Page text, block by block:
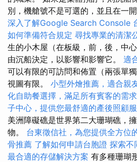
別，機艙號不是可選的，並且在一
深入了解Google Search Console
如何準備符合規定 尋找專業的清潔
生的小木屋（在板級，前，後，中
由沉船決定，以影響和影響它。 適
可以有限的可訪問和佈置（兩張單
視圖有限。 小型外燴推薦，適合親
化自助餐選擇，滿足所有賓客的需求
子中心，提供您最舒適的產後照顧
美洲障礙礁是世界第二大珊瑚礁，
物。 台東徵信社，為您提供全方位
骨推薦 了解如何申請台胞證 探索不
最合適的存儲解決方案 有多種珊瑚